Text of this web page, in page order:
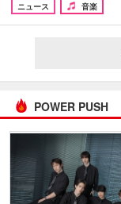
ニュース
音楽
POWER PUSH